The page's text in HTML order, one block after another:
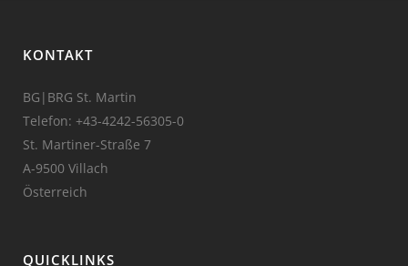
KONTAKT
BG|BRG St. Martin
Telefon: +43-4242-56305-0
St. Martiner-Straße 7
A-9500 Villach
Österreich
QUICKLINKS